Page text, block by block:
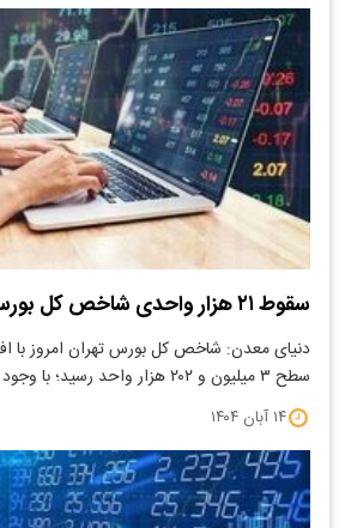
سقوط ۲۱ هزار واحدی شاخص کل بورس
سطح ۳ میلیون و ۲۰۲ هزار واحد رسید؛ با وجود فشار عرضه در…
۱۴ آبان ۱۴۰۴